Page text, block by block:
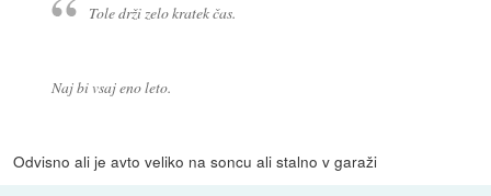
Tole drži zelo kratek čas.
Naj bi vsaj eno leto.
Odvisno ali je avto veliko na soncu ali stalno v garaži